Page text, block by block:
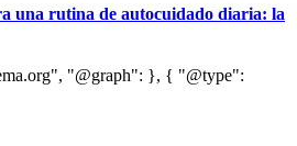
una rutina de autocuidado diaria: la
"@graph": }, { "@type":